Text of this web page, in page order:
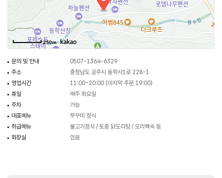
250m
문의 및 안내
0507-1364-6329
주소
충청남도 공주시 동학사1로 228-1
영업시간
11:00~20:00 (마지막 주문 19:00)
휴일
매주 화요일
주차
가능
대표메뉴
쭈꾸미 정식
취급메뉴
불고기정식 / 토종 닭도리탕 / 오리백숙 등
화장실
있음